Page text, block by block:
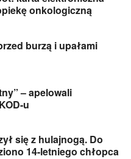
onkologiczną
burzą i upałami
– apelowali
u
się z hulajnogą. Do
14-letniego chłopca